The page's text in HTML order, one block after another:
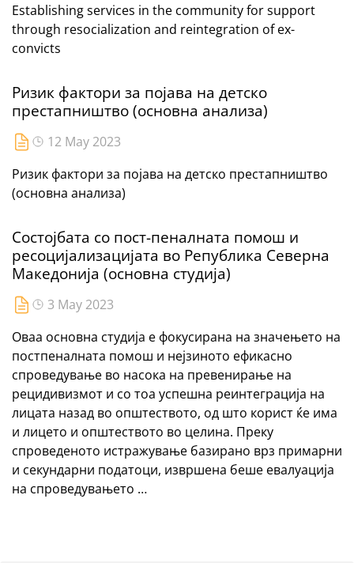
Establishing services in the community for support
through resocialization and reintegration of ex-
convicts
Ризик фактори за појава на детско
престапништво (основна анализа)
12 May 2023
Ризик фактори за појава на детско престапништво
(основна анализа)
Состојбата со пост-пеналната помош и
ресоцијализацијата во Република Северна
Македонија (основна студија)
3 May 2023
Оваа основна студија е фокусирана на значењето на
постпеналната помош и нејзиното ефикасно
спроведување во насока на превенирање на
рецидивизмот и со тоа успешна реинтеграција на
лицата назад во општеството, од што корист ќе има
и лицето и општеството во целина. Преку
спроведеното истражување базирано врз примарни
и секундарни податоци, извршена беше евалуација
на спроведувањето …